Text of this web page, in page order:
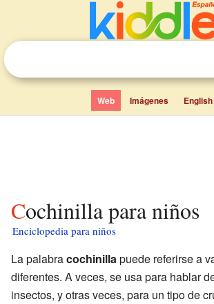
Web Imágenes English
Cochinilla para niños
Enciclopedia para niños
La palabracochinillapuede referirse a
diferentes. A veces, se usa para hablar
insectos, y otras veces, para un tipo de